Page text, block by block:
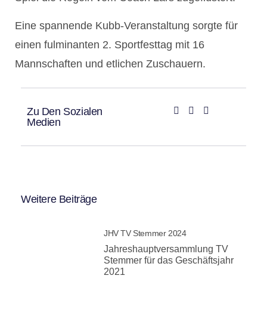
Eine spannende Kubb-Veranstaltung sorgte für
einen fulminanten 2. Sportfesttag mit 16
Mannschaften und etlichen Zuschauern.
Zu Den Sozialen
Medien
Weitere Beiträge
JHV TV Stemmer 2024
Jahreshauptversammlung TV
Stemmer für das Geschäftsjahr
2021